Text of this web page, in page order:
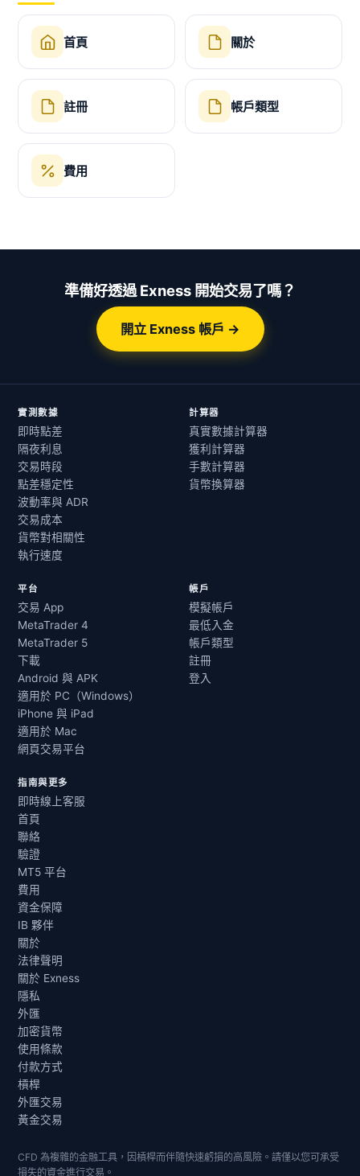
首頁 關於
註冊 帳戶類型
費用
準備好透過 Exness 開始交易了嗎？
開立 Exness 帳戶 →
實測數據
即時點差
隔夜利息
交易時段
點差穩定性
波動率與 ADR
交易成本
貨幣對相關性
執行速度
計算器
真實數據計算器
獲利計算器
手數計算器
貨幣換算器
平台
交易 App
MetaTrader 4
MetaTrader 5
下載
Android 與 APK
適用於 PC（Windows）
iPhone 與 iPad
適用於 Mac
網頁交易平台
帳戶
模擬帳戶
最低入金
帳戶類型
註冊
登入
指南與更多
即時線上客服
首頁
聯絡
驗證
MT5 平台
費用
資金保障
IB 夥伴
關於
法律聲明
關於 Exness
隱私
外匯
加密貨幣
使用條款
付款方式
槓桿
外匯交易
黃金交易
CFD 為複雜的金融工具，因槓桿而伴隨快速虧損的高風險。請僅以您可承受
損失的資金進行交易。